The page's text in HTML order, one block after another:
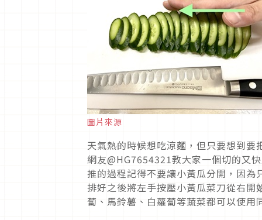
圖片來源
天氣熱的時候想吃涼麵，但只要想到
網友@HG7654321教大家一個切的又
推的過程記得不要讓小黃瓜分開，因
排好之後將左手按壓小黃瓜菜刀從右
蔔、馬鈴薯、白蘿蔔等蔬菜都可以使用